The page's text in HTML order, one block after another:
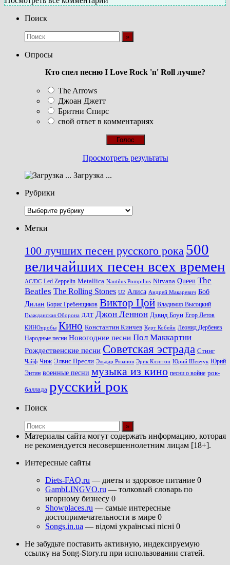
Поиск
Опросы
Кто спел песню I Love Rock 'n' Roll лучше?
The Arrows
Джоан Джетт
Бритни Спирс
свой ответ в комментариях
Просмотреть результаты
Загрузка ...
Рубрики
Рубрики
Метки
100 лучших песен русского рока 500
величайших песен всех времен
AC/DC Led Zeppelin Metallica Nautilus Pompilius Nirvana Queen The
Beatles The Rolling Stones U2 Алиса Андрей Макаревич Боб
Дилан Борис Гребенщиков Виктор Цой Владимир Высоцкий
Гражданская Оборона ДДТ Джон Леннон Дэвид Боуи Егор Летов
КИНОпробы Кино Константин Кинчев Курт Кобейн Леонид Дербенев
Народные песни Новогодние песни Пол Маккартни
Рождественские песни Советская эстрада Стинг
Чайф Чиж Элвис Пресли Эльдар Рязанов Эрик Клэптон Юрий Шевчук Юрий
Энтин военные песни музыка из кино песни о войне рок-
баллада русский рок
Поиск
Материалы сайта могут содержать информацию, которая
не рекомендуется несовершеннолетним лицам [18+].
Интересные сайты
Diets-FAQ.ru — диеты и здоровое питание 0
GambLINGVO.ru — толковый словарь по
игорному бизнесу 0
Showplaces.ru — самые интересные
достопримечательности в мире 0
Songs.in.ua — відомі українські пісні 0
Не забудьте поставить активную, индексируемую
ссылку на Song-Story.ru при использовании статей.